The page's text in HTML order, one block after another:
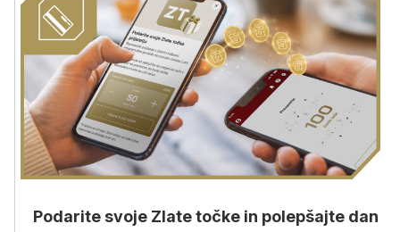
Podarite svoje Zlate točke in polepšajte dan